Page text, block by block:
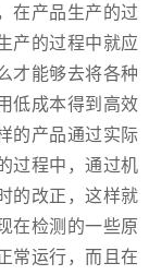
在产品生产的过
产的过程中就应
才能够去将各种
低成本得到高效
的产品通过实际
过程中，通过机
的改正，这样就
在检测的一些原
常运行，而且在